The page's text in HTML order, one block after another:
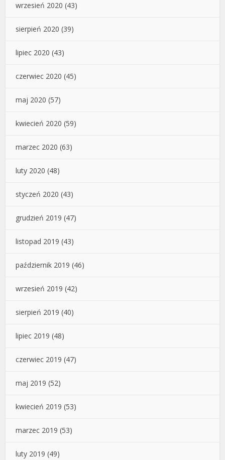
wrzesień 2020 (43)
sierpień 2020 (39)
lipiec 2020 (43)
czerwiec 2020 (45)
maj 2020 (57)
kwiecień 2020 (59)
marzec 2020 (63)
luty 2020 (48)
styczeń 2020 (43)
grudzień 2019 (47)
listopad 2019 (43)
październik 2019 (46)
wrzesień 2019 (42)
sierpień 2019 (40)
lipiec 2019 (48)
czerwiec 2019 (47)
maj 2019 (52)
kwiecień 2019 (53)
marzec 2019 (53)
luty 2019 (49)